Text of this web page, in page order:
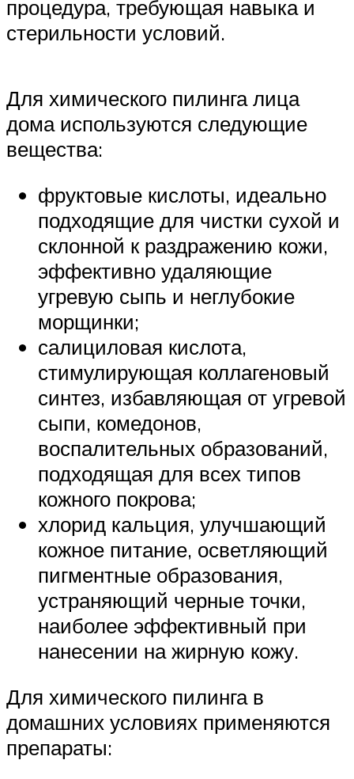
процедура, требующая навыка и
стерильности условий.
Для химического пилинга лица
дома используются следующие
вещества:
фруктовые кислоты, идеально
подходящие для чистки сухой и
склонной к раздражению кожи,
эффективно удаляющие
угревую сыпь и неглубокие
морщинки;
салициловая кислота,
стимулирующая коллагеновый
синтез, избавляющая от угревой
сыпи, комедонов,
воспалительных образований,
подходящая для всех типов
кожного покрова;
хлорид кальция, улучшающий
кожное питание, осветляющий
пигментные образования,
устраняющий черные точки,
наиболее эффективный при
нанесении на жирную кожу.
Для химического пилинга в
домашних условиях применяются
препараты: